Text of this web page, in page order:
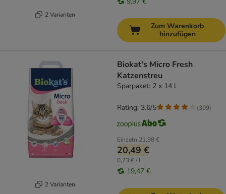
2 Varianten
Zum Warenkorb
hinzufügen
2 Varianten
Biokat's Micro Fresh
Katzenstreu
Sparpaket: 2 x 14 l
Einzeln 21,98 €
20,49 €
0,73 € / l
19,47 €
Rating: 3.6/5 (309)